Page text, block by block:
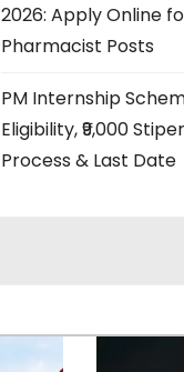
2026: Apply Online
Pharmacist Posts
PM Internship
Eligibility, ₹9,000
Process & Last Date